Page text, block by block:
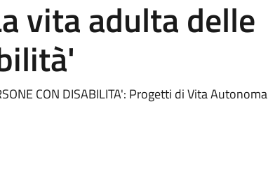
vita adulta delle
CON DISABILITA': Progetti di Vita Autonoma